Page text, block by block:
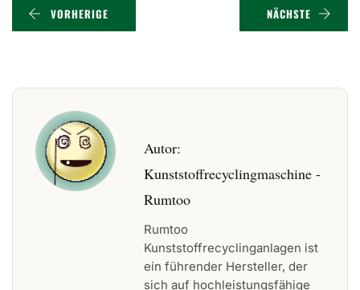
VORHERIGE NÄCHSTE
Autor:
Kunststoffrecyclingmaschine -
Rumtoo
Rumtoo
Kunststoffrecyclinganlagen ist
ein führender Hersteller, der
sich auf hochleistungsfähige